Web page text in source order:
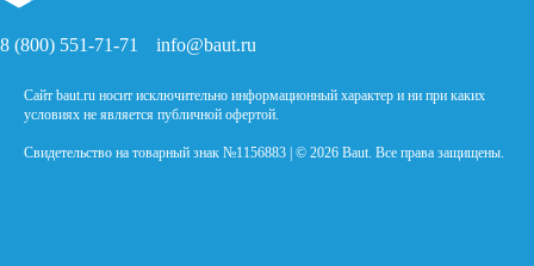
8 (800) 551-71-71 info@baut.ru
Сайт baut.ru носит исключительно информационный характер и ни при каких
условиях не является публичной офертой.
Свидетельство на товарный знак №1156883 | © 2026 Baut. Все права защищены.